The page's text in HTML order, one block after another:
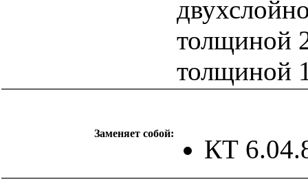
толщиной
толщиной
Заменяет собой:
КТ